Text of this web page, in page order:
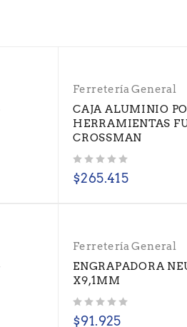
Ferretería General
CAJA ALUMINIO
HERRAMIENTAS
CROSSMAN
$265.415
Ferretería General
ENGRAPADORA
X9,1MM
$91.925